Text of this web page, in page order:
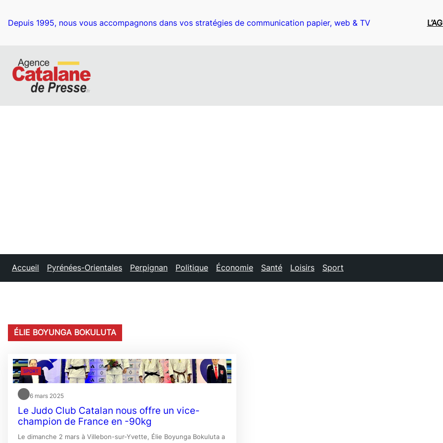
contenu
Depuis 1995, nous vous accompagnons dans vos stratégies de communication papier, web & TV
Accueil Pyrénées-Orientales Perpignan Politique Économie Santé Loisirs Sport
ÉLIE BOYUNGA BOKULUTA
SPORT
6 mars 2025
Le Judo Club Catalan nous offre un vice-
champion de France en -90kg
Le dimanche 2 mars à Villebon-sur-Yvette, Élie Boyunga Bokuluta a